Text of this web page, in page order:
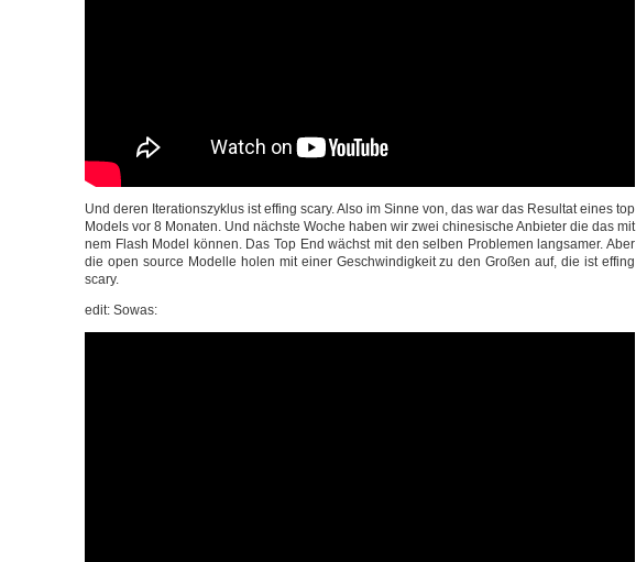
Und deren Ite­ra­ti­ons­zy­klus ist effing sca­ry. Also im Sin­ne von, das war das Resul­tat eines top
Models vor 8 Mona­ten. Und nächs­te Woche haben wir zwei chi­ne­si­sche Anbie­ter die das mit
nem Flash Model kön­nen. Das Top End wächst mit den sel­ben Pro­ble­men lang­sa­mer. Aber
die open source Model­le holen mit einer Geschwin­dig­keit zu den Gro­ßen auf, die ist effing
scary.
edit: Sowas: